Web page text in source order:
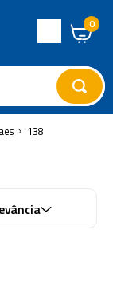
de
Atendimento
0
138